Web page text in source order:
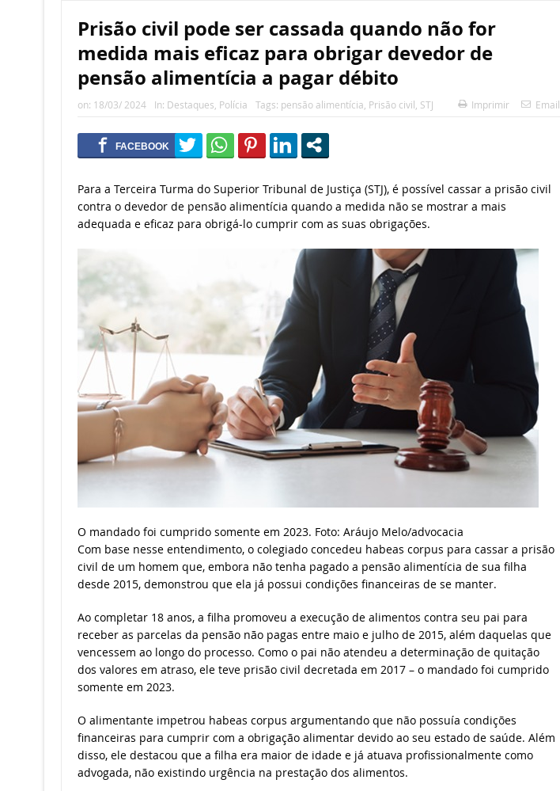
Prisão civil pode ser cassada quando não for
medida mais eficaz para obrigar devedor de
pensão alimentícia a pagar débito
on: 18/03/ 2024 In: Destaques Polícia Tags: pensão alimentícia Prisão civil STJ Imprimir Email
​Para a Terceira Turma do Superior Tribunal de Justiça (STJ), é possível cassar a prisão civil
contra o devedor de pensão alimentícia quando a medida não se mostrar a mais
adequada e eficaz para obrigá-lo cumprir com as suas obrigações.
O mandado foi cumprido somente em 2023. Foto: Aráujo Melo/advocacia
Com base nesse entendimento, o colegiado concedeu habeas corpus para cassar a prisão
civil de um homem que, embora não tenha pagado a pensão alimentícia de sua filha
desde 2015, demonstrou que ela já possui condições financeiras de se manter.
Ao completar 18 anos, a filha promoveu a execução de alimentos contra seu pai para
receber as parcelas da pensão não pagas entre maio e julho de 2015, além daquelas que
vencessem ao longo do processo. Como o pai não atendeu a determinação de quitação
dos valores em atraso, ele teve prisão civil decretada em 2017 – o mandado foi cumprido
somente em 2023.
O alimentante impetrou habeas corpus argumentando que não possuía condições
financeiras para cumprir com a obrigação alimentar devido ao seu estado de saúde. Além
disso, ele destacou que a filha era maior de idade e já atuava profissionalmente como
advogada, não existindo urgência na prestação dos alimentos.